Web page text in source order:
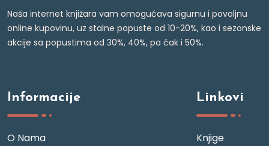
Naša internet knjižara vam omogućava sigurnu i povoljnu
online kupovinu, uz stalne popuste od 10-20%, kao i sezonske
akcije sa popustima od 30%, 40%, pa čak i 50%.
Informacije
O Nama
Linkovi
Knjige